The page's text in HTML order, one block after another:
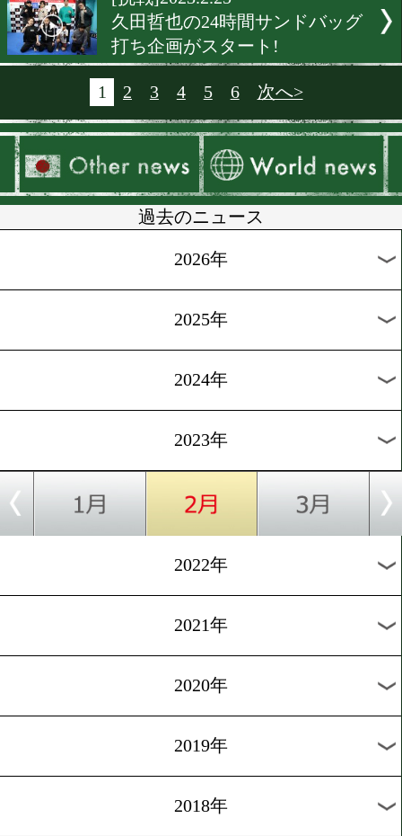
サウジでWBCクルーザー
カブvsジャック
[試合決定]2023.2.25
4.26は追加カードも日本王
定戦!
[試合後談話]2023.2.25
亀田京之介がタイの古豪
[空港取材]2023.2.25
[挑戦]2023.2.25
久田哲也の24時間サンドバ
打ち企画がスタート!
過去のニュース
2025年